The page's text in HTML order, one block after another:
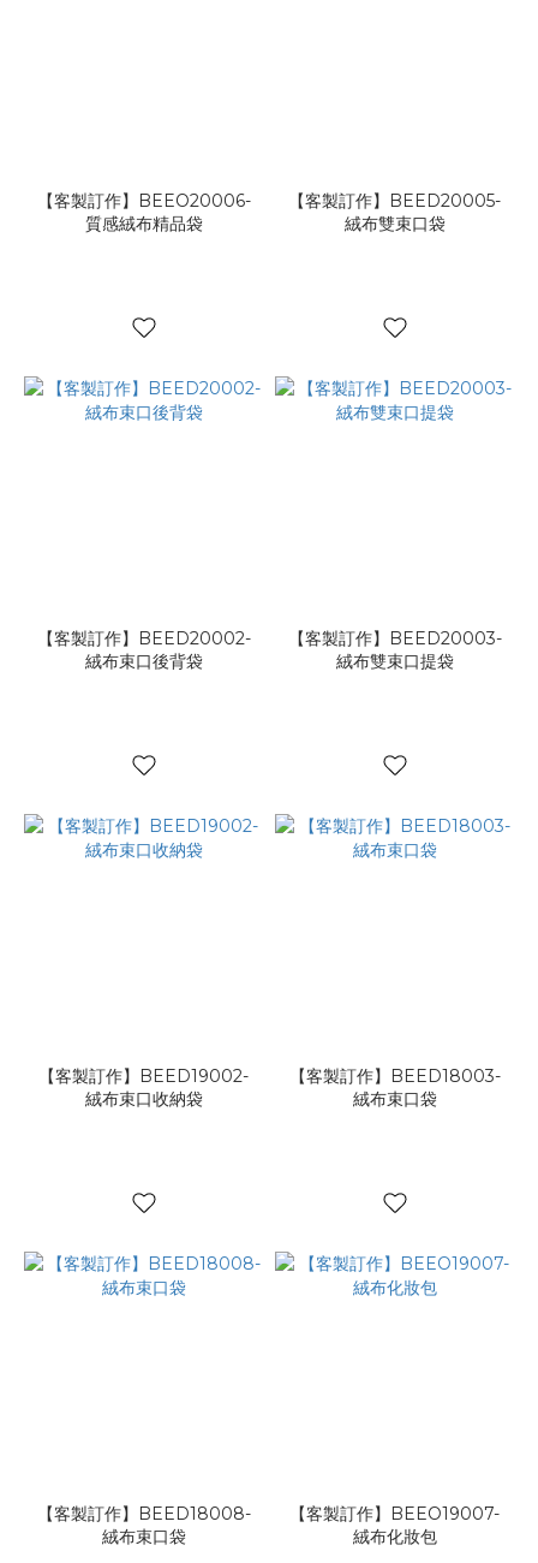
【客製訂作】BEEO20006-
質感絨布精品袋
【客製訂作】BEED20005-
絨布雙束口袋
【客製訂作】BEED20002-
絨布束口後背袋
【客製訂作】BEED20003-
絨布雙束口提袋
【客製訂作】BEED19002-
絨布束口收納袋
【客製訂作】BEED18003-
絨布束口袋
【客製訂作】BEED18008-
絨布束口袋
【客製訂作】BEEO19007-
絨布化妝包